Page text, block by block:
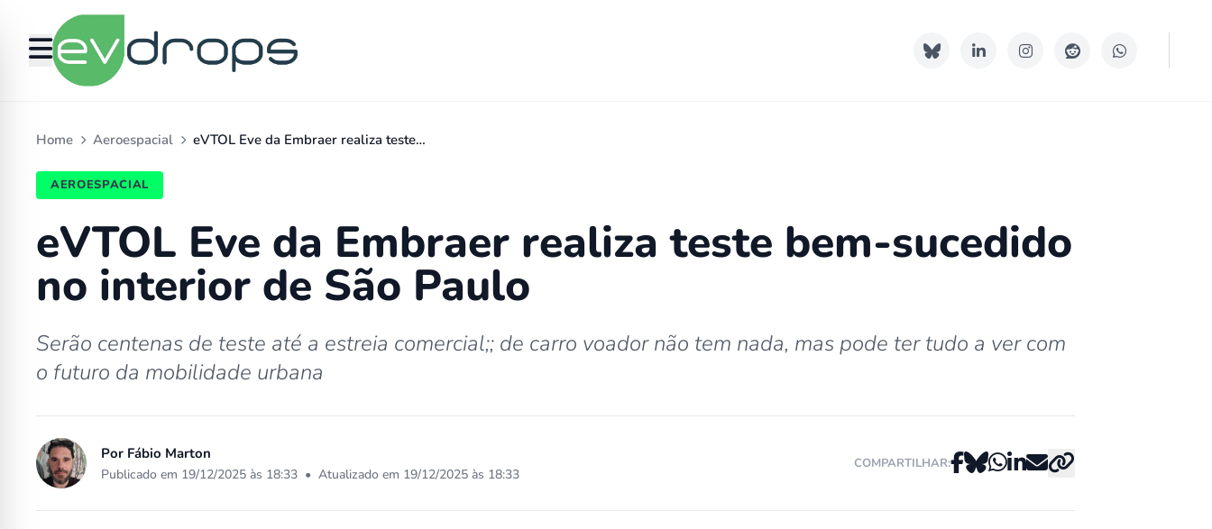
Home Aeroespacial eVTOL Eve da Embraer realiza teste…
AEROESPACIAL
eVTOL Eve da Embraer realiza teste bem-sucedido
no interior de São Paulo
Serão centenas de teste até a estreia comercial;; de carro voador não tem nada, mas pode ter tudo a ver com
o futuro da mobilidade urbana
Por Fábio Marton
Publicado em 19/12/2025 às 18:33 • Atualizado em 19/12/2025 às 18:33
COMPARTILHAR: